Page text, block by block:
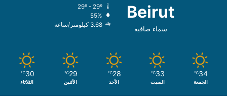
Beirut
سماء صافية
55%
3.68 كيلومتر/ساعة
34
℃
الجمعة
33
℃
السبت
28
℃
الأحد
29
℃
الأثنين
30
℃
الثلاثاء